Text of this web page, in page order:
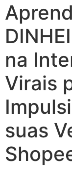
na
Virais
suas